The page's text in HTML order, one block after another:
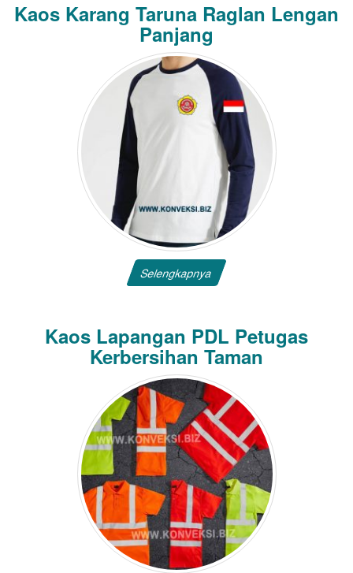
Kaos Karang Taruna Raglan Lengan
Panjang
Selengkapnya
Kaos Lapangan PDL Petugas
Kerbersihan Taman